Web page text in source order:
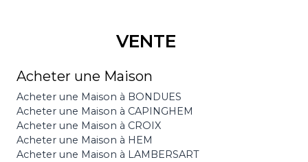
VENTE
Acheter une Maison
Acheter une Maison à BONDUES
Acheter une Maison à CAPINGHEM
Acheter une Maison à CROIX
Acheter une Maison à HEM
Acheter une Maison à LAMBERSART